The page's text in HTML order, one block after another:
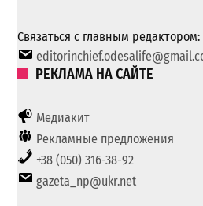
Связаться с главным редактором:
РЕКЛАМА НА САЙТЕ
Медиакит
Рекламные предложения
+38 (050) 316-38-92
gazeta_np@ukr.net